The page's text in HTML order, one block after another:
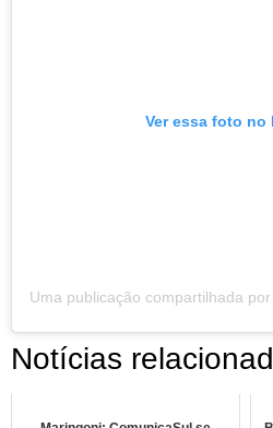
Ver essa foto no
Notícias